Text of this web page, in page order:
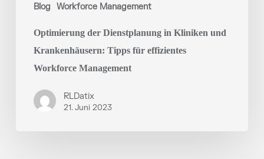
Blog Workforce Management
Optimierung der Dienstplanung in Kliniken und
Krankenhäusern: Tipps für effizientes
Workforce Management
RLDatix
21. Juni 2023